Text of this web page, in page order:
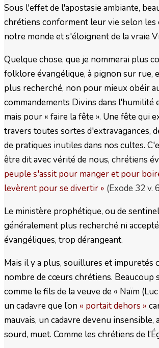
Sous l'effet de l'apostasie ambiante,
chrétiens conforment leur vie selon les
notre monde et s'éloignent de la vraie
Quelque chose, que je nommerai plus
folklore évangélique, à pignon sur rue,
plus recherché, non pour mieux obéir
commandements Divins dans l'humilité
mais pour « faire la fête ». Une fête qui
travers toutes sortes d'extravagances,
de pratiques inutiles dans nos cultes.
être dit avec vérité de nous, chrétiens
peuple s'assit pour manger et pour
levèrent pour se divertir » (Exode 32 v.
Le ministère prophétique, ou de
généralement plus recherché ni
évangéliques, trop dérangeant.
Mais il y a plus, souillures et impuretés
nombre de cœurs chrétiens. Beaucoup
comme le fils de la veuve de « Naïm (Luc
un cadavre que l’on « portait dehors »
mauvais, un cadavre devenu insensible,
sourd, muet. Comme les chrétiens de